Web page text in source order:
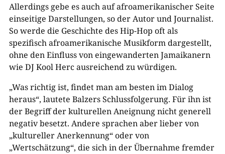
Allerdings gebe es auch auf afroamerikanischer Seite
einseitige Darstellungen, so der Autor und Journalist.
So werde die Geschichte des Hip-Hop oft als
spezifisch afroamerikanische Musikform dargestellt,
ohne den Einfluss von eingewanderten Jamaikanern
wie DJ Kool Herc ausreichend zu würdigen.
„Was richtig ist, findet man am besten im Dialog
heraus“, lautete Balzers Schlussfolgerung. Für ihn ist
der Begriff der kulturellen Aneignung nicht generell
negativ besetzt. Andere sprachen aber lieber von
„kultureller Anerkennung“ oder von
„Wertschätzung“, die sich in der Übernahme fremder